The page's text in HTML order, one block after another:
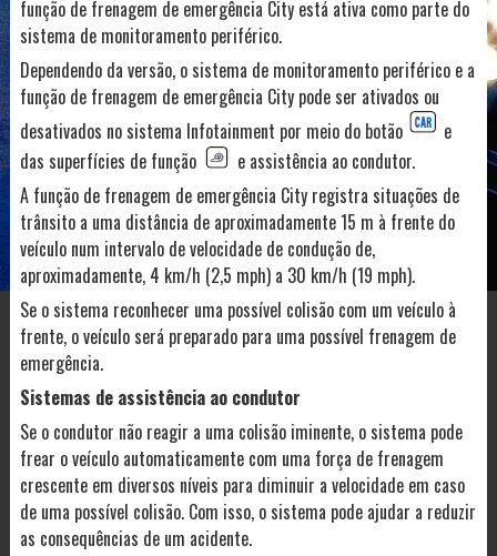
função de frenagem de emergência City está ativa como parte do
sistema de monitoramento periférico.
Dependendo da versão, o sistema de monitoramento periférico e a
função de frenagem de emergência City pode ser ativados ou
desativados no sistema Infotainment por meio do botão
e
das superfícies de função
e assistência ao condutor.
A função de frenagem de emergência City registra situações de
trânsito a uma distância de aproximadamente 15 m à frente do
veículo num intervalo de velocidade de condução de,
aproximadamente, 4 km/h (2,5 mph) a 30 km/h (19 mph).
Se o sistema reconhecer uma possível colisão com um veículo à
frente, o veículo será preparado para uma possível frenagem de
emergência.
Sistemas de assistência ao condutor
Se o condutor não reagir a uma colisão iminente, o sistema pode
frear o veículo automaticamente com uma força de frenagem
crescente em diversos níveis para diminuir a velocidade em caso
de uma possível colisão. Com isso, o sistema pode ajudar a reduzir
as consequências de um acidente.